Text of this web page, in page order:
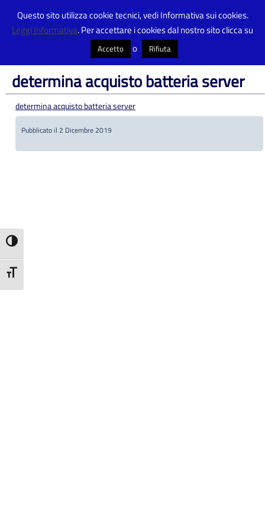
Attiva/disattiva alto contrasto
Attiva/disattiva dimensione testo
Centro Provinciale Istruzione Adulti>Amministrazione Trasparente>Atti
delle amministrazioni aggiudicatrici e degli enti aggiudicatori distintamente
determina acquisto batteria server
determina acquisto batteria server
determina acquisto batteria server
Pubblicato il 2 Dicembre 2019
Questo sito utilizza cookie tecnici, vedi Informativa sui cookies.
Leggi Informativa. Per accettare i cookies dal nostro sito clicca su
Accetto o Rifiuta